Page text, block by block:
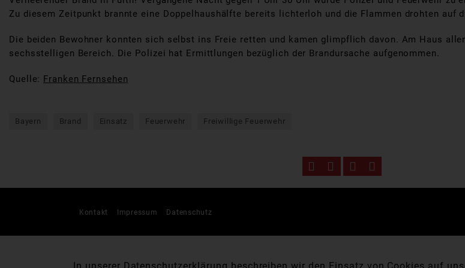
Zu diesem Zeitpunkt brannte eine Doppelhaushälfte bereits lichterloh und die Flammen drohten auf
Die beiden Bewohner konnten sich selbst ins Freie retten und kamen glimpflich davon. Am Haus
sechsstelligen Bereich. Die Polizei hat Ermittlungen bezüglich der Brandursache aufgenommen.
Quelle: Franken Fernsehen
Bayern Brand Einsatz Feuerwehr Freiwillige Feuerwehr
Kontakt Impressum Datenschutz